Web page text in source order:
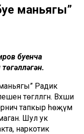
маньягы”
буенча
Радик
төгәлләгән. Вәхши
тапкыр һөҗүм
Шул ук
наркотик